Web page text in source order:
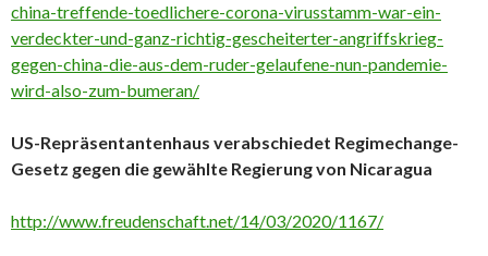
china-treffende-toedlichere-corona-virusstamm-war-ein-
verdeckter-und-ganz-richtig-gescheiterter-angriffskrieg-
gegen-china-die-aus-dem-ruder-gelaufene-nun-pandemie-
wird-also-zum-bumeran/
US-Repräsentantenhaus verabschiedet Regimechange-
Gesetz gegen die gewählte Regierung von Nicaragua
http://www.freudenschaft.net/14/03/2020/1167/